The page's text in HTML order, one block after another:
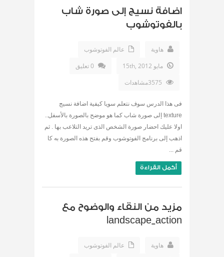
اضافة نسيج إلى صورة شاب
بالفوتوشوب
هاوية
عالم الفوتوشوب
مايو 15th, 2012
0 تعليق
فى هذا الدرس سوف نتعلم سويا كيفية اضافة نسيج
texture إلى صورة شاب كما هو موضح بالصورة بالأسفل..
اولا عليك احضار صورة الشخص الذى تريد التلاعب بها . ثم
اذهب إلى برنامج الفوتوشوب وقم بفتح هذه الصورة به كا
قم ...
أكمل القراءة
مزيد من النقاء والوضوح مع
landscape_action
هاوية
عالم الفوتوشوب